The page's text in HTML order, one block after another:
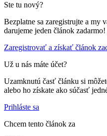
Ste tu nový?
Bezplatne sa zaregistrujte a my
darujeme jeden článok zadarmo!
Zaregistrovať a získať článok
Už u nás máte účet?
Uzamknutú časť článku si
alebo ho získate ako súčasť
Prihláste sa
Chcem tento článok za